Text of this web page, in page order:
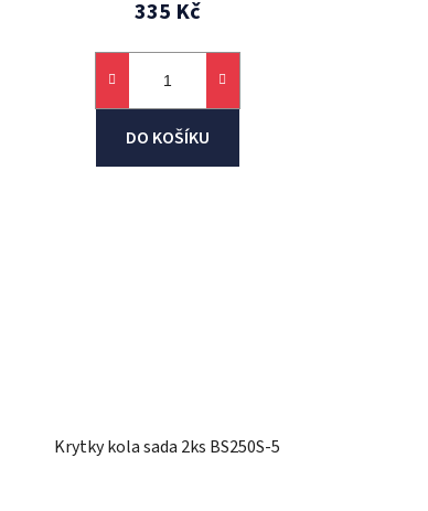
335 Kč
DO KOŠÍKU
Krytky kola sada 2ks BS250S-5